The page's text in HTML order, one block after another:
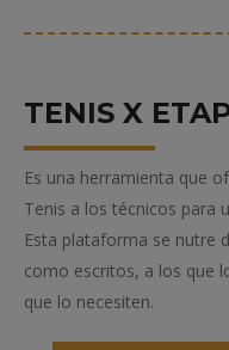
TENIS X
Es una herramienta que
Tenis a los técnicos para
Esta plataforma se nutre
como escritos, a los que
que lo necesiten.